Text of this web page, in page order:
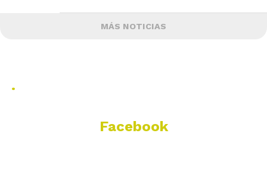
MÁS NOTICIAS
.
Facebook